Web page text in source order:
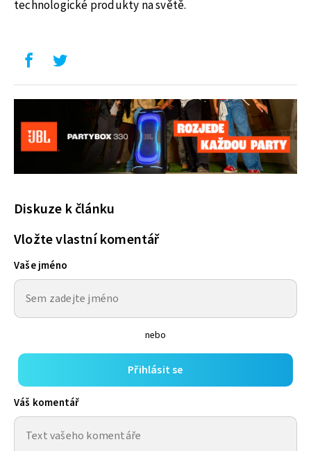
technologické produkty na světě.
Diskuze k článku
Vložte vlastní komentář
Vaše jméno
nebo
Přihlásit se
Váš komentář